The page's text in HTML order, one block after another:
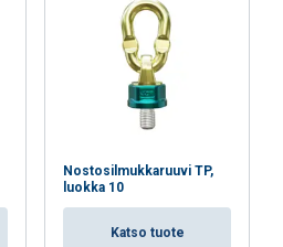
Nostosilmukkaruuvi TP,
luokka 10
Katso tuote